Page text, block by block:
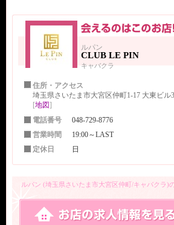
ルパン
CLUB LE PIN
キャバクラ
住所・アクセス
埼玉県さいたま市大宮区仲町1-17 大東ビル
[地図]
電話番号
048-729-8776
営業時間
19:00～LAST
定休日
日
ルパン (埼玉県さいたま市大宮区仲町/キャバクラ)